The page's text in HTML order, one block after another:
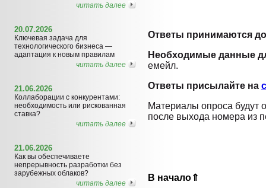
читать далее
20.07.2026
Ключевая задача для
технологического бизнеса —
адаптация к новым правилам
читать далее
21.06.2026
Коллаборации с конкурентами:
необходимость или рискованная
ставка?
читать далее
21.06.2026
Как вы обеспечиваете
непрерывность разработки без
зарубежных облаков?
читать далее
Ответы принимаются
Необходимые данные
емейл.
Ответы присылайте на
Материалы опроса
после выхода номера из
В начало⇑